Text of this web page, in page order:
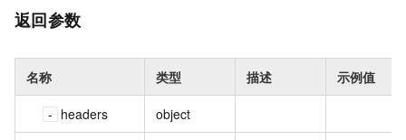
返回参数
名称 类型 描述 示例值
headers object